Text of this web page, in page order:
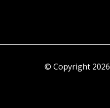
© Copyright 2026